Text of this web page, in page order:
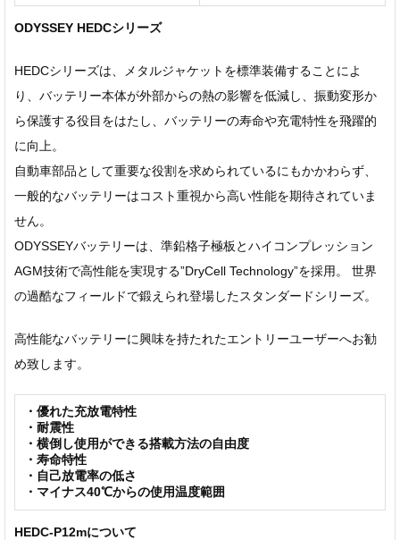
ODYSSEY HEDCシリーズ
HEDCシリーズは、メタルジャケットを標準装備することによ
り、バッテリー本体が外部からの熱の影響を低減し、振動変形か
ら保護する役目をはたし、バッテリーの寿命や充電特性を飛躍的
に向上。
自動車部品として重要な役割を求められているにもかかわらず、
一般的なバッテリーはコスト重視から高い性能を期待されていま
せん。
ODYSSEYバッテリーは、準鉛格子極板とハイコンプレッション
AGM技術で高性能を実現する”DryCell Technology”を採用。 世界
の過酷なフィールドで鍛えられ登場したスタンダードシリーズ。
高性能なバッテリーに興味を持たれたエントリーユーザーへお勧
め致します。
・優れた充放電特性
・耐震性
・横倒し使用ができる搭載方法の自由度
・寿命特性
・自己放電率の低さ
・マイナス40℃からの使用温度範囲
HEDC-P12mについて